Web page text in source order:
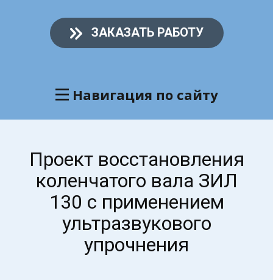
ЗАКАЗАТЬ РАБОТУ
Навигация по сайту
Проект восстановления
коленчатого вала ЗИЛ
130 с применением
ультразвукового
упрочнения